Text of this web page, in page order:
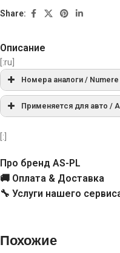
Share:
Описание
[:ru]
Номера аналоги /
AS A0043
Bosch
CAS
Применяется для авто /
FORD
Transit 2.4
Di
[:]
Про бренд AS-PL
🚚 Оплата & Доставка
🔧 Услуги нашего
Похожие